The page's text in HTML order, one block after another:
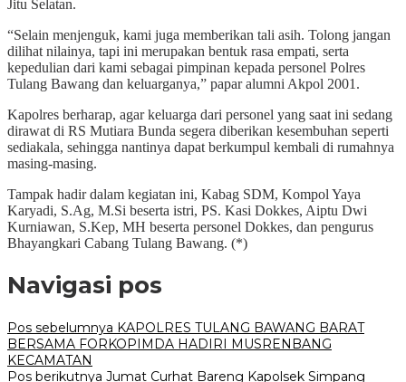
Jitu Selatan.
“Selain menjenguk, kami juga memberikan tali asih. Tolong jangan
dilihat nilainya, tapi ini merupakan bentuk rasa empati, serta
kepedulian dari kami sebagai pimpinan kepada personel Polres
Tulang Bawang dan keluarganya,” papar alumni Akpol 2001.
Kapolres berharap, agar keluarga dari personel yang saat ini sedang
dirawat di RS Mutiara Bunda segera diberikan kesembuhan seperti
sediakala, sehingga nantinya dapat berkumpul kembali di rumahnya
masing-masing.
Tampak hadir dalam kegiatan ini, Kabag SDM, Kompol Yaya
Karyadi, S.Ag, M.Si beserta istri, PS. Kasi Dokkes, Aiptu Dwi
Kurniawan, S.Kep, MH beserta personel Dokkes, dan pengurus
Bhayangkari Cabang Tulang Bawang. (*)
Navigasi pos
Pos sebelumnya KAPOLRES TULANG BAWANG BARAT
BERSAMA FORKOPIMDA HADIRI MUSRENBANG
KECAMATAN
Pos berikutnya Jumat Curhat Bareng Kapolsek Simpang